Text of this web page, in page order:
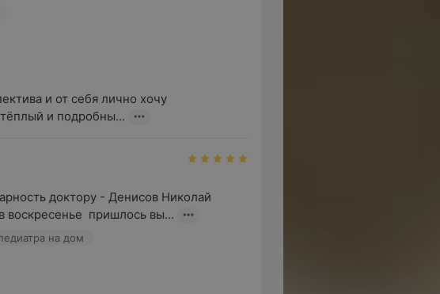
и от себя лично хочу
тёплый и подробны...
доктору - Денисов Николай
воскресенье  пришлось вы...
на дом